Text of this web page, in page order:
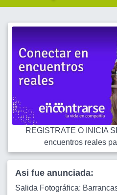
REGISTRATE O INICIA
encuentros reales
Asi fue anunciada:
Salida Fotográfica: